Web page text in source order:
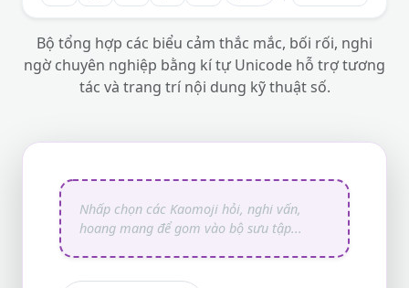
Bộ tổng hợp các biểu cảm thắc mắc, bối rối, nghi
ngờ chuyên nghiệp bằng kí tự Unicode hỗ trợ tương
tác và trang trí nội dung kỹ thuật số.